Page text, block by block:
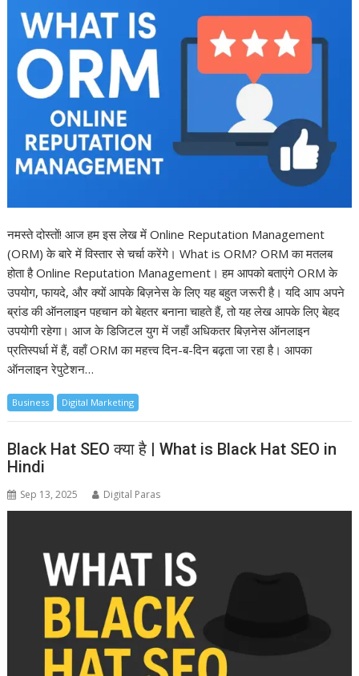
नमस्ते दोस्तों! आज हम इस लेख में Online Reputation Management
(ORM) के बारे में विस्तार से चर्चा करेंगे। What is ORM? ORM का मतलब
होता है Online Reputation Management। हम आपको बताएंगे ORM के
उपयोग, फायदे, और क्यों आपके बिज़नेस के लिए यह बहुत जरूरी है। यदि आप अपने
ब्रांड की ऑनलाइन पहचान को बेहतर बनाना चाहते हैं, तो यह लेख आपके लिए बेहद
उपयोगी रहेगा। आज के डिजिटल युग में जहाँ अधिकतर बिज़नेस ऑनलाइन
प्रतिस्पर्धा में हैं, वहाँ ORM का महत्त्व दिन-ब-दिन बढ़ता जा रहा है। आपका
ऑनलाइन रेपुटेशन…
Business Digital Marketing
Black Hat SEO क्या है | What is Black Hat SEO in
Hindi
Sep 13, 2025 Digital Paras